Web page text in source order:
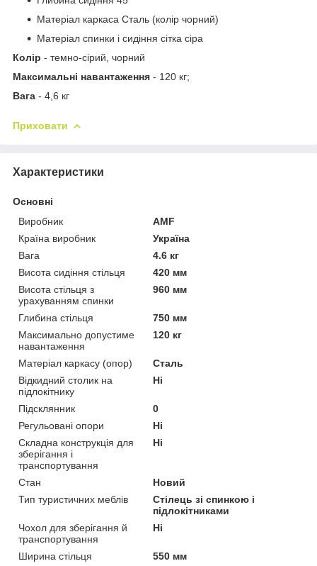
Матеріал каркаса Сталь (колір чорний)
Матеріал спинки і сидіння сітка сіра
Колір - темно-сірий, чорний
Максимальні навантаження - 120 кг;
Вага - 4,6 кг
Приховати
Характеристики
Основні
Виробник
AMF
Країна виробник
Україна
Вага
4.6 кг
Висота сидіння стільця
420 мм
Висота стільця з
урахуванням спинки
960 мм
Глибина стільця
750 мм
Максимально допустиме
навантаження
120 кг
Матеріал каркасу (опор)
Сталь
Відкидний столик на
підлокітнику
Ні
Підсклянник
0
Регульовані опори
Ні
Складна конструкція для
зберігання і
транспортування
Ні
Стан
Новий
Тип туристичних меблів
Стілець зі спинкою і
підлокітниками
Чохол для зберігання й
транспортування
Ні
Ширина стільця
550 мм